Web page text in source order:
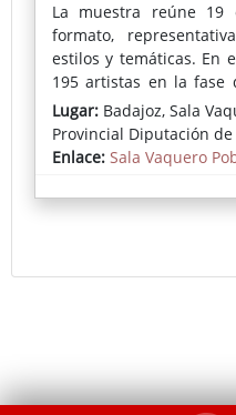
La muestra reúne 19
formato,
estilos y temáticas. En
195 artistas en la fase
más alta registrada
Los premios
en la cantera", de
"Toma la casa", de
Lugar: Badajoz, Sala
Provincial Diputación de
Enlace: Sala Vaquero